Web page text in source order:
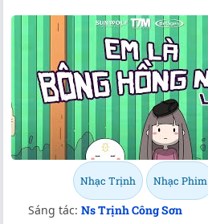
Nhạc Trịnh Nhạc Phim
Sáng tác: Ns Trịnh Công Sơn